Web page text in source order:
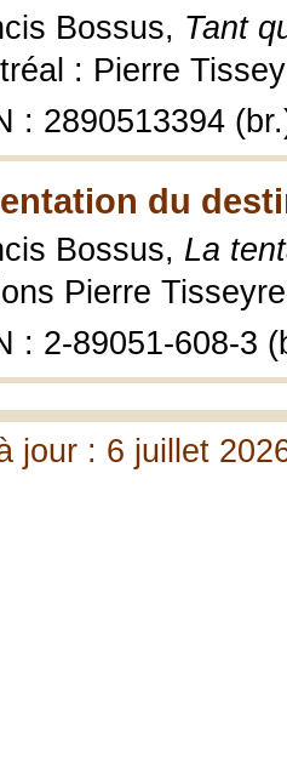
Bossus, Tant
: Pierre
: 2890513394
du
Bossus, La
Pierre
: 2-89051-608-3
jour : 6 juillet